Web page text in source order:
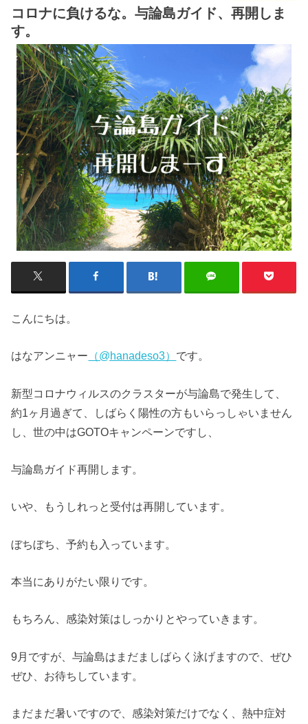
コロナに負けるな。与論島ガイド、再開しま
す。
こんにちは。
はなアンニャー （@hanadeso3） です。
新型コロナウィルスのクラスターが与論島で発生して、
約1ヶ月過ぎて、しばらく陽性の方もいらっしゃいません
し、世の中はGOTOキャンペーンですし、
与論島ガイド再開します。
いや、もうしれっと受付は再開しています。
ぼちぼち、予約も入っています。
本当にありがたい限りです。
もちろん、感染対策はしっかりとやっていきます。
9月ですが、与論島はまだましばらく泳げますので、ぜひ
ぜひ、お待ちしています。
まだまだ暑いですので、感染対策だけでなく、熱中症対